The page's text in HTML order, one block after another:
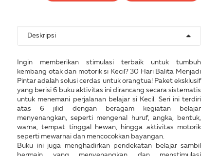
Deskripsi
Ingin memberikan stimulasi terbaik untuk tumbuh
kembang otak dan motorik si Kecil? 30 Hari Balita Menjadi
Pintar adalah solusi cerdas untuk orangtua! Paket eksklusif
yang berisi 6 buku aktivitas ini dirancang secara sistematis
untuk menemani perjalanan belajar si Kecil. Seri ini terdiri
atas 6 jilid dengan beragam kegiatan belajar
menyenangkan, seperti mengenal huruf, angka, bentuk,
warna, tempat tinggal hewan, hingga aktivitas motorik
seperti mewarnai dan mencocokkan bayangan.
Buku ini juga menghadirkan pendekatan belajar sambil